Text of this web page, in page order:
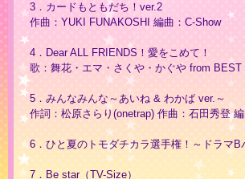
3．カードもともだち！ver.2
作曲：YUKI FUNAKOSHI 編曲：C-Show
4．Dear ALL FRIENDS！愛をこめて！
歌：舞花・エマ・さくや・かぐや from
5．みんなみんな～あいね & わかば ver.～
作詞：松原さらり(onetrap) 作曲：石田秀登
6．ひと夏のトモダチカラ選手権！～ドラマB
7．Be star（TV-Size）